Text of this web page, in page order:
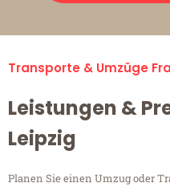
Transporte & Umzüge
Leistungen &
Leipzig
Planen Sie einen Umzug oder